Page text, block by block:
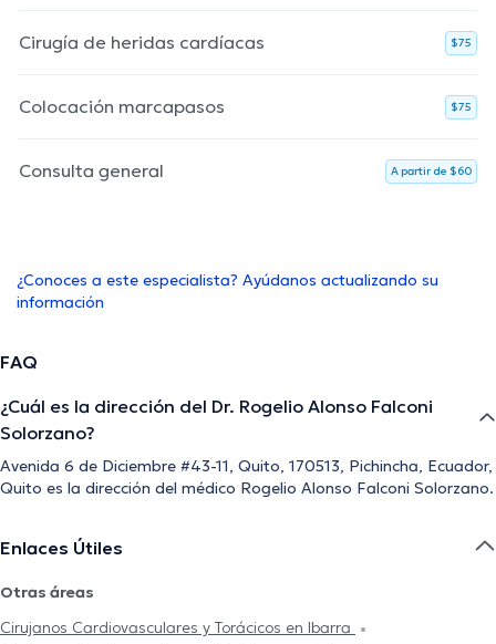
Cirugía de heridas cardíacas $75
Colocación marcapasos $75
Consulta general A partir de $60
¿Conoces a este especialista? Ayúdanos actualizando su
información
FAQ
¿Cuál es la dirección del Dr. Rogelio Alonso Falconi
Solorzano?
Avenida 6 de Diciembre #43-11, Quito, 170513, Pichincha, Ecuador,
Quito es la dirección del médico Rogelio Alonso Falconi Solorzano.
Enlaces Útiles
Otras áreas
Cirujanos Cardiovasculares y Torácicos en Ibarra